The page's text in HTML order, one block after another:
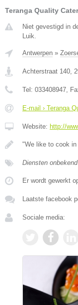
Teranga Quality
Niet gevestigd in
Luik.
Antwerpen »
Achterstraat 140
Tel: 033408947 ,
E-mail › Teranga
Website: http://
"We like to cook in
Diensten onbekend
Er wordt gewerkt
Laatste facebook
Sociale media: